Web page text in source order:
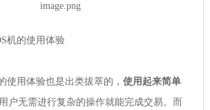
的使用体验
用体验也是出类拔萃的， 使用起来简单
户无需进行复杂的操作就能完成交易。而